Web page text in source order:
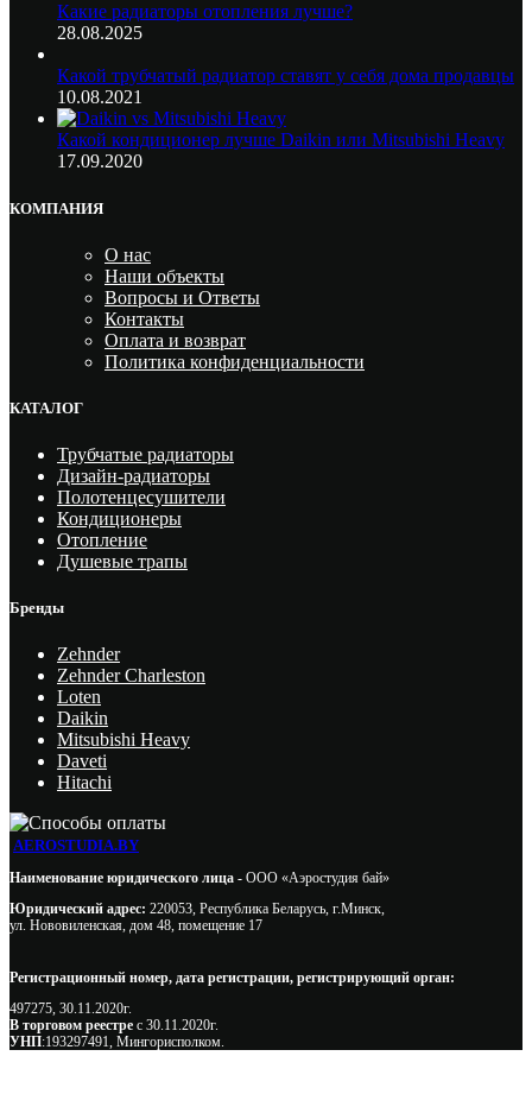
Какие радиаторы отопления лучше?
28.08.2025
Какой трубчатый радиатор ставят у себя дома продавцы
10.08.2021
Какой кондиционер лучше Daikin или Mitsubishi Heavy
17.09.2020
КОМПАНИЯ
О нас
Наши объекты
Вопросы и Ответы
Контакты
Оплата и возврат
Политика конфиденциальности
КАТАЛОГ
Трубчатые радиаторы
Дизайн-радиаторы
Полотенцесушители
Кондиционеры
Отопление
Душевые трапы
Бренды
Zehnder
Zehnder Charleston
Loten
Daikin
Mitsubishi Heavy
Daveti
Hitachi
AEROSTUDIA.BY
Наименование юридического лица - ООО «Аэростудия бай»
Юридический адрес: 220053, Республика Беларусь, г.Минск,
ул. Нововиленская, дом 48, помещение 17
Регистрационный номер, дата регистрации, регистрирующий орган:
497275, 30.11.2020г.
В торговом реестре с 30.11.2020г.
УНП:193297491, Мингорисполком.